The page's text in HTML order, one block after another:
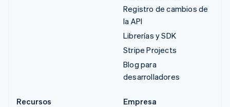
Registro de cambios de
la API
Librerías y SDK
Stripe Projects
Blog para
desarrolladores
Recursos
Empresa